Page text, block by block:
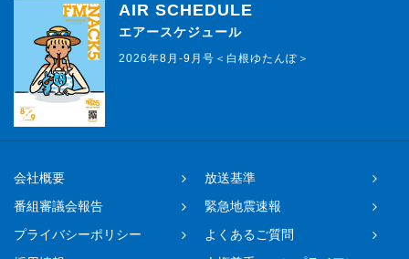
AIR SCHEDULE
エアースケジュール
2026年8月-9月号＜白根ゆたんぽ＞
会社概要
放送基準
番組審議会報告
緊急地震速報
プライバシーポリシー
よくあるご質問